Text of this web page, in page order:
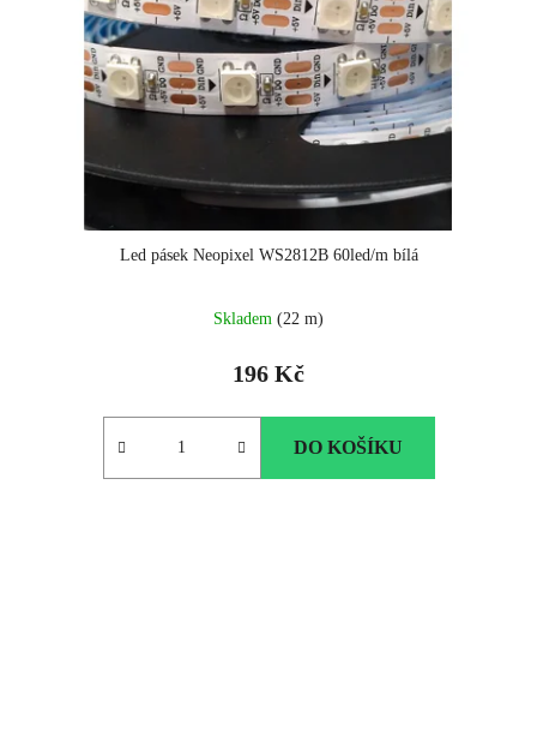
Led pásek Neopixel WS2812B 60led/m bílá
Skladem (22 m)
196 Kč
DO KOŠÍKU